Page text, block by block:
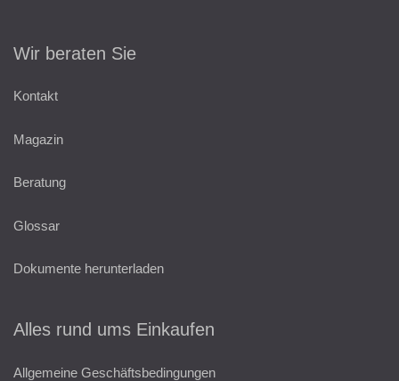
Wir beraten Sie
Kontakt
Magazin
Beratung
Glossar
Dokumente herunterladen
Alles rund ums Einkaufen
Allgemeine Geschäftsbedingungen